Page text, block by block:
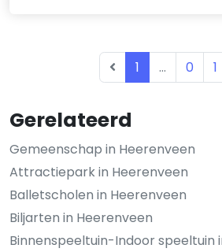
Gerelateerd
Gemeenschap in Heerenveen
Attractiepark in Heerenveen
Balletscholen in Heerenveen
Biljarten in Heerenveen
Binnenspeeltuin-Indoor speeltuin
1 ... 0 1